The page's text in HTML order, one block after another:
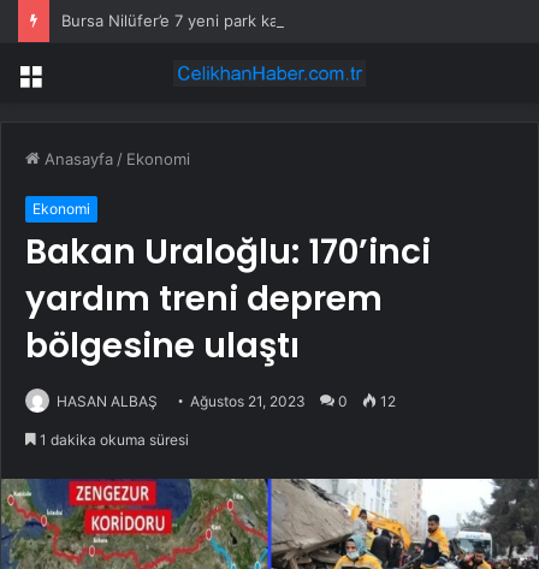
Bursa Nilüfer’e 7 yeni park kazandırılıyor
Menü
Anasayfa / Ekonomi
Ekonomi
Bakan Uraloğlu: 170’inci
yardım treni deprem
bölgesine ulaştı
HASAN ALBAŞ Ağustos 21, 2023 0 12
1 dakika okuma süresi